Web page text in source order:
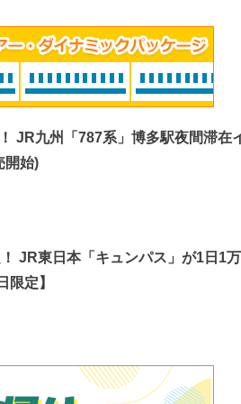
JR九州「787系」博多駅夜間滞在
開始)
JR東日本「キュンパス」が1日1万
限定】